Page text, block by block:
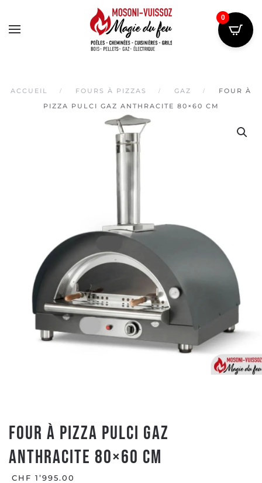
ACCUEIL FOURS À PIZZAS GAZ
FOUR À
PIZZA PULCI GAZ ANTHRACITE 80×60 CM
Four à Pizza PULCI Gaz
Anthracite 80×60 cm
CHF 1’995.00
0